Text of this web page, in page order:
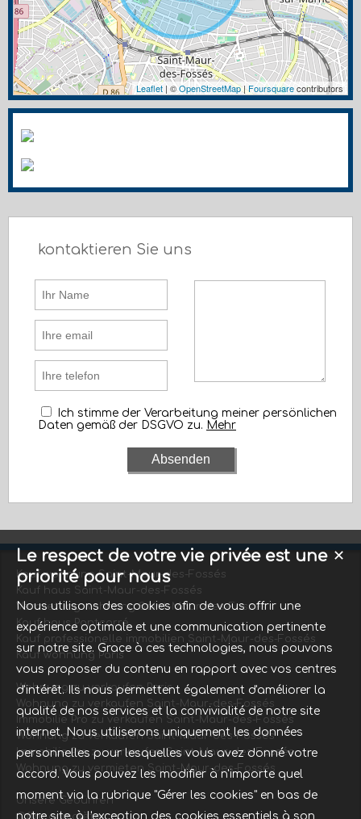
Leaflet | ©OpenStreetMap|Foursquarecontributors
kontaktieren Sie uns
Ich stimme der Verarbeitung meiner persönlichen
Daten gemäß der DSGVO zu. Mehr
Kauf wohnung Saint-Maur-des-Fossés
Kauf haus Saint-Maur-des-Fossés
Vermietung wohnung Saint-Maur-des-Fossés
Kauf haus Pontcarré
Kauf professionelle immobilien Saint-Maur-des-Fossés
Kauf wohnung Paris
Wohnung zu verkaufen Paris
Wohnung zu verkaufen Saint-Maur-des-Fossés
Immobilie Pro zu verkaufen Saint-Maur-des-Fossés
Wohnung zu verkaufen Saint-Maur-des-Fossés
Immobilie Pro zu verkaufen Saint-Maur-des-Fossés
Wohnung zu vermieten Saint-Maur-des-Fossés
Unsere Gebühren
✕
Le respect de votre vie privée est une
priorité pour nous
Nous utilisons des cookies afin de vous offrir une
expérience optimale et une communication pertinente
sur notre site. Grace à ces technologies, nous pouvons
vous proposer du contenu en rapport avec vos centres
d'intérêt. Ils nous permettent également d'améliorer la
qualité de nos services et la convivialité de notre site
internet. Nous utiliserons uniquement les données
personnelles pour lesquelles vous avez donné votre
accord. Vous pouvez les modifier à n'importe quel
moment via la rubrique "Gérer les cookies" en bas de
notre site, à l'exception des cookies essentiels à son